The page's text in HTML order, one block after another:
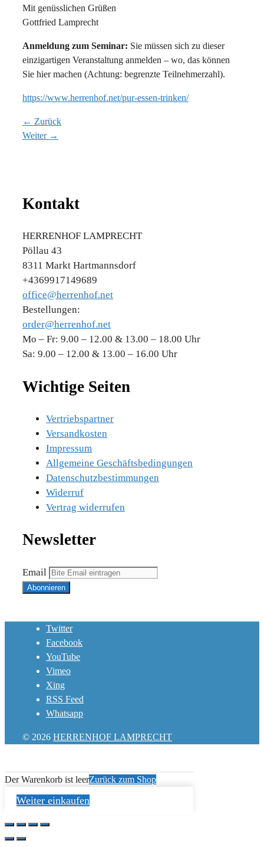
Mit genüsslichen Grüßen
Gottfried Lamprecht
Anmeldung zum Seminar: Sie müssen sich zu dieser
einzigartigen Veranstaltung anmelden – wo, das können
Sie hier machen (Achtung: begrenzte Teilnehmerzahl).
https://www.herrenhof.net/pur-essen-trinken/
← Zurück
Weiter →
Kontakt
HERRENHOF LAMPRECHT
Pöllau 43
8311 Markt Hartmannsdorf
+4369917149689
office@herrenhof.net
Bestellungen:
order@herrenhof.net
Mo – Fr: 9.00 – 12.00 & 13.00 – 18.00 Uhr
Sa: 9.00 – 12.00 & 13.00 – 16.00 Uhr
Wichtige Seiten
Vertriebspartner
Versandkosten
Impressum
Allgemeine Geschäftsbedingungen
Datenschutzbestimmungen
Widerruf
Vertrag widerrufen
Newsletter
Email
Twitter
Facebook
YouTube
Vimeo
Xing
RSS Feed
Whatsapp
© 2026 HERRENHOF LAMPRECHT
Der Warenkorb ist leerZurück zum Shop
Weiter einkaufen